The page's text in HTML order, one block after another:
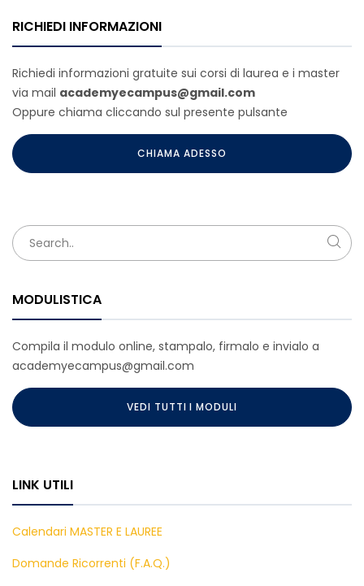
RICHIEDI INFORMAZIONI
Richiedi informazioni gratuite sui corsi di laurea e i master
via mail academyecampus@gmail.com
Oppure chiama cliccando sul presente pulsante
CHIAMA ADESSO
MODULISTICA
Compila il modulo online, stampalo, firmalo e invialo a
academyecampus@gmail.com
VEDI TUTTI I MODULI
LINK UTILI
Calendari MASTER E LAUREE
Domande Ricorrenti (F.A.Q.)